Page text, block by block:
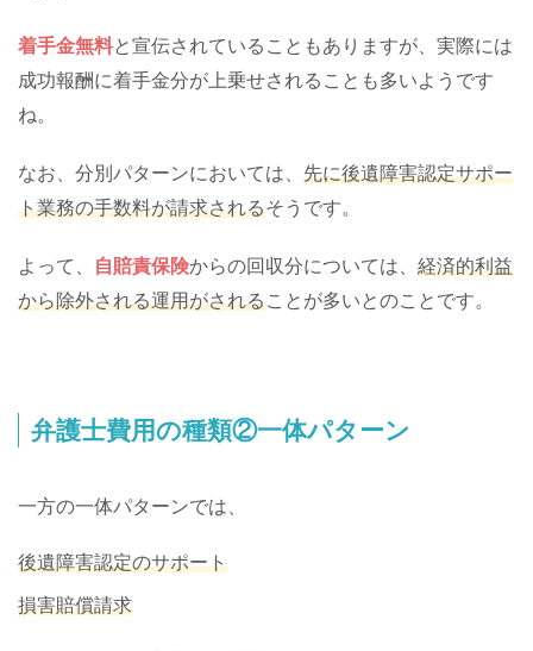
着手金無料と宣伝されていることもありますが、実際には
成功報酬に着手金分が上乗せされることも多いようです
ね。
なお、分別パターンにおいては、 先に後遺障害認定サポー
ト業務の手数料が請求されるそうです。
よって、 自賠責保険からの回収分については、 経済的利益
から除外される運用がされることが多いとのことです。
弁護士費用の種類②一体パターン
一方の一体パターンでは、
後遺障害認定のサポート
損害賠償請求